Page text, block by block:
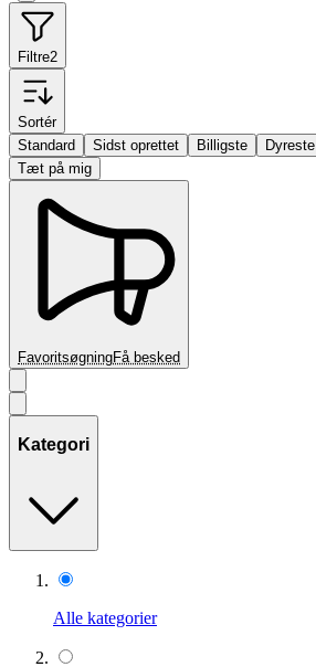
Filtre2
Sortér
Standard
Sidst oprettet Billigste Dyreste
Tæt på mig
FavoritsøgningFå besked
Kategori
Alle kategorier